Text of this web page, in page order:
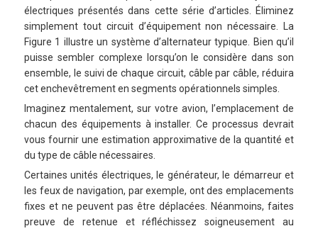
électriques présentés dans cette série d’articles. Éliminez
simplement tout circuit d’équipement non nécessaire. La
Figure 1 illustre un système d’alternateur typique. Bien qu’il
puisse sembler complexe lorsqu’on le considère dans son
ensemble, le suivi de chaque circuit, câble par câble, réduira
cet enchevêtrement en segments opérationnels simples.
Imaginez mentalement, sur votre avion, l’emplacement de
chacun des équipements à installer. Ce processus devrait
vous fournir une estimation approximative de la quantité et
du type de câble nécessaires.
Certaines unités électriques, le générateur, le démarreur et
les feux de navigation, par exemple, ont des emplacements
fixes et ne peuvent pas être déplacées. Néanmoins, faites
preuve de retenue et réfléchissez soigneusement au